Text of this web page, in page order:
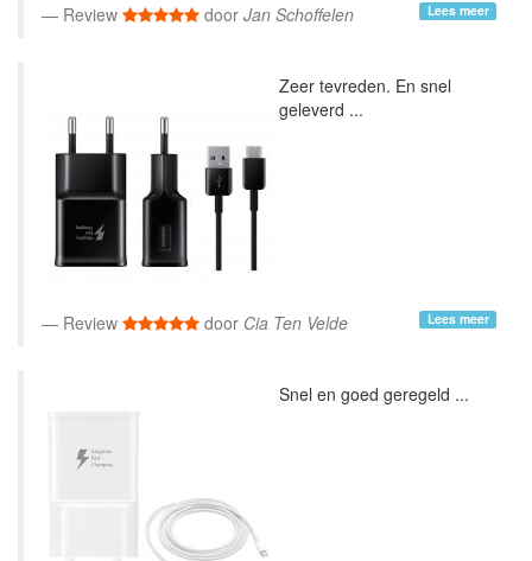
Review
door Jan Schoffelen Lees meer
Zeer tevreden. En snel
geleverd ...
Review door Cia Ten Velde Lees meer
Snel en goed geregeld ...